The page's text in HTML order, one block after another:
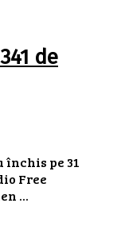
de
închis pe 31
Free
...